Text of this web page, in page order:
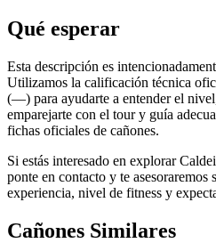
Qué esperar
Esta descripción es
Utilizamos la calificación técnica
(—) para ayudarte a entender el
emparejarte con el tour y guía
fichas oficiales de cañones.
Si estás interesado en explorar
ponte en contacto y te asesoraremos
experiencia, nivel de fitness y
Cañones Similares